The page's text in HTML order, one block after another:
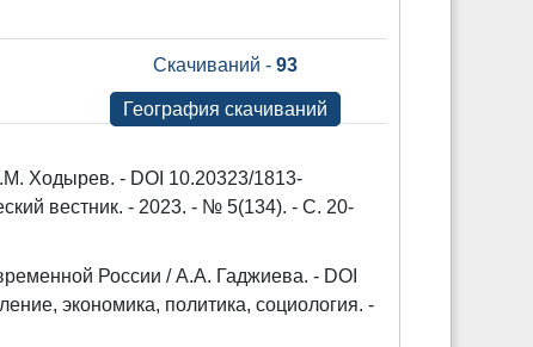
Скачиваний - 93
География скачиваний
Ходырев. - DOI 10.20323/1813-
вестник. - 2023. - № 5(134). - С. 20-
России / А.А. Гаджиева. - DOI
экономика, политика, социология. -